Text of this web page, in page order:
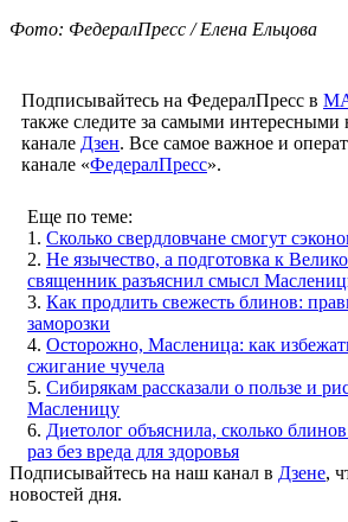
Фото: ФедералПресс / Елена Ельцова
Подписывайтесь на ФедералПресс в
также следите за самыми
канале Дзен. Все самое важное и
канале «ФедералПресс».
Еще по теме:
1. Сколько свердловчане смогут
2. Не язычество, а подготовка к
священник разъяснил смысл
3. Как продлить свежесть блинов:
заморозки
4. Осторожно, Масленица: как
сжигание чучела
5. Сибирякам рассказали о пользе и
Масленицу
6. Диетолог объяснила, сколько
раз без вреда для здоровья
Подписывайтесь на наш канал в Дзене,
новостей дня.